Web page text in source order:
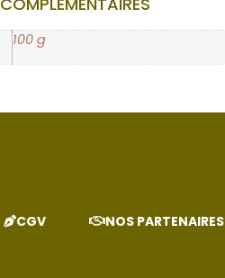
100 g
CGV NOS PARTENAIRES